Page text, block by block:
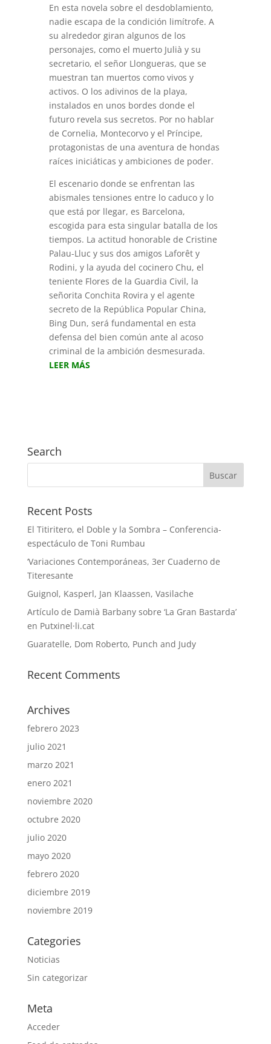
En esta novela sobre el desdoblamiento,
nadie escapa de la condición limítrofe. A
su alrededor giran algunos de los
personajes, como el muerto Julià y su
secretario, el señor Llongueras, que se
muestran tan muertos como vivos y
activos. O los adivinos de la playa,
instalados en unos bordes donde el
futuro revela sus secretos. Por no hablar
de Cornelia, Montecorvo y el Príncipe,
protagonistas de una aventura de hondas
raíces iniciáticas y ambiciones de poder.
El escenario donde se enfrentan las
abismales tensiones entre lo caduco y lo
que está por llegar, es Barcelona,
escogida para esta singular batalla de los
tiempos. La actitud honorable de Cristine
Palau-Lluc y sus dos amigos Laforêt y
Rodini, y la ayuda del cocinero Chu, el
teniente Flores de la Guardia Civil, la
señorita Conchita Rovira y el agente
secreto de la República Popular China,
Bing Dun, será fundamental en esta
defensa del bien común ante al acoso
criminal de la ambición desmesurada.
LEER MÁS
Search
Recent Posts
El Titiritero, el Doble y la Sombra – Conferencia-
espectáculo de Toni Rumbau
‘Variaciones Contemporáneas, 3er Cuaderno de
Titeresante
Guignol, Kasperl, Jan Klaassen, Vasilache
Artículo de Damià Barbany sobre ‘La Gran Bastarda’
en Putxinel·li.cat
Guaratelle, Dom Roberto, Punch and Judy
Recent Comments
Archives
febrero 2023
julio 2021
marzo 2021
enero 2021
noviembre 2020
octubre 2020
julio 2020
mayo 2020
febrero 2020
diciembre 2019
noviembre 2019
Categories
Noticias
Sin categorizar
Meta
Acceder